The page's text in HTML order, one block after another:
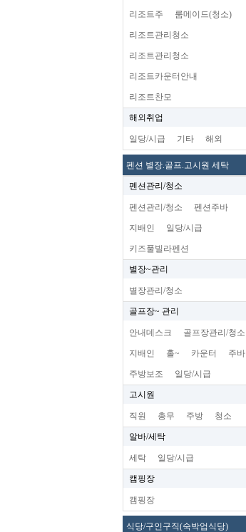
리조트주 룸메이드(청소)
리조트관리청소
리조트관리청소
리조트카운터안내
리조트찬모
해외취업
일당/시급 기타 해외
펜션 별장.골프.고시원 세탁
펜션관리/청소
펜션관리/청소 펜션주바
지배인 일당/시급
키즈풀빌라펜션
별장~관리
별장관리/청소
골프장~ 관리
안내데스크 골프장관리/청소
지배인 홀~ 카운터 주바
주방보조 일당/시급
고시원
직원 총무 주방 청소
알바/세탁
세탁 일당/시급
캠핑장
캠핑장
식당/구인구직(숙박업식당)